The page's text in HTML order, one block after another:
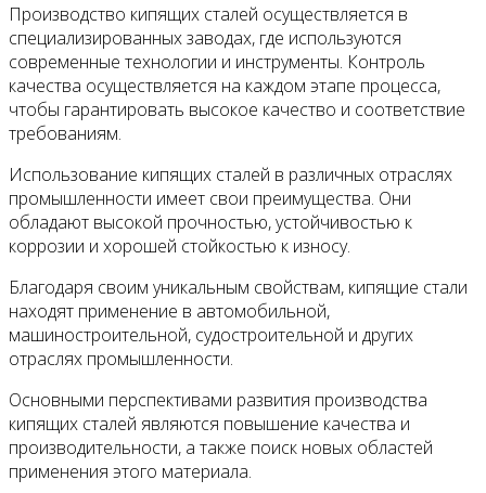
Производство кипящих сталей осуществляется в
специализированных заводах, где используются
современные технологии и инструменты. Контроль
качества осуществляется на каждом этапе процесса,
чтобы гарантировать высокое качество и соответствие
требованиям.
Использование кипящих сталей в различных отраслях
промышленности имеет свои преимущества. Они
обладают высокой прочностью, устойчивостью к
коррозии и хорошей стойкостью к износу.
Благодаря своим уникальным свойствам, кипящие стали
находят применение в автомобильной,
машиностроительной, судостроительной и других
отраслях промышленности.
Основными перспективами развития производства
кипящих сталей являются повышение качества и
производительности, а также поиск новых областей
применения этого материала.